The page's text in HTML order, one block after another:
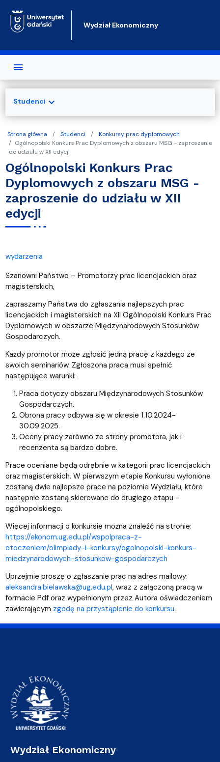
Wydział Ekonomiczny
Strona główna Studenci
Konkursy prac dyplomowych
Ogólnopolski Konkurs Prac Dyplomowych z obszaru MSG - zaproszenie
do udziału w XII edycji
Ogólnopolski Konkurs Prac
Dyplomowych z obszaru MSG -
zaproszenie do udziału w XII
edycji
wydarzenia
Szanowni Państwo – Promotorzy prac licencjackich oraz
magisterskich,
zapraszamy Państwa do zgłaszania najlepszych prac
licencjackich i magisterskich na XII Ogólnopolski Konkurs Prac
Dyplomowych w obszarze Międzynarodowych Stosunków
Gospodarczych.
Każdy promotor może zgłosić jedną pracę z każdego ze
swoich seminariów. Zgłoszona praca musi spełnić
następujące warunki:
Praca dotyczy obszaru Międzynarodowych Stosunków
Gospodarczych.
Obrona pracy odbywa się w okresie 1.10.2024-
30.09.2025.
Oceny pracy zarówno ze strony promotora, jak i
recenzenta są bardzo dobre.
Prace oceniane będą odrębnie w kategorii prac licencjackich
oraz magisterskich. W pierwszym etapie Konkursu wyłonione
zostaną dwie najlepsze prace na poziomie Wydziału, które
następnie zostaną skierowane do drugiego etapu -
ogólnopolskiego.
Więcej informacji o konkursie można znaleźć na stronie:
https://ekonom.ug.edu.pl/wspolpraca-z-
otoczeniem/olimpiady-i-konkursy/ogolnopolski-konkurs-
miedzynarodowych-stosunkow-gospodarczych
Uprzejmie proszę o zgłaszanie prac na adres mailowy:
aleksandra.bielawska@ug.edu.pl, wraz z załączoną pracą w
formacie Pdf oraz wypełnionym przez Autora oświadczeniem
zawierającym zgodę na przystąpienie do konkursu.
Studenci expand_more
Wydział Ekonomiczny